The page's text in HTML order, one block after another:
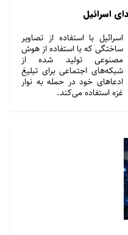
اسرائیل
اسرائیل با استفاده از تصاویر
ساختگی که با استفاده از هوش
مصنوعی تولید شده از
شبکه‌های اجتماعی برای تبلیغ
ادعاهای خود در حمله به نوار
غزه استفاده می‌کند.